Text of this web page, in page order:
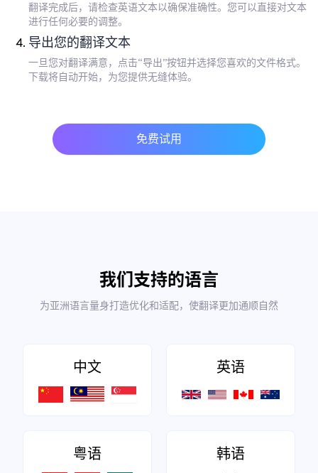
翻译完成后，请检查英语文本以确保准确性。您可以直接对文本
进行任何必要的调整。
导出您的翻译文本
一旦您对翻译满意，点击“导出”按钮并选择您喜欢的文件格式。
下载将自动开始，为您提供无缝体验。
免费试用
我们支持的语言
为亚洲语言量身打造优化和适配，使翻译更加通顺自然
中文 英语
粤语 韩语